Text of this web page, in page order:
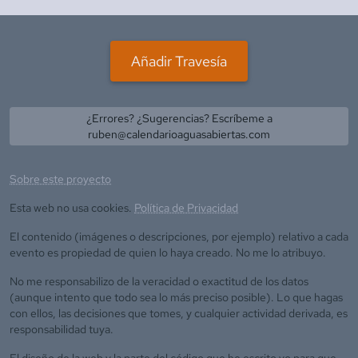
Añadir Travesía
¿Errores? ¿Sugerencias? Escríbeme a
ruben@calendarioaguasabiertas.com
Sobre este proyecto
Esta web no usa cookies. Política de Privacidad
El contenido (imágenes o descripciones, por ejemplo) relativo a cada
evento es propiedad de quien lo haya creado. No me lo atribuyo.
No me responsabilizo de la veracidad o exactitud de los datos
(aunque intento que todo sea lo más preciso posible). Lo que hagas
con ellos, las decisiones que tomes, y cualquier actividad derivada, es
responsabilidad tuya.